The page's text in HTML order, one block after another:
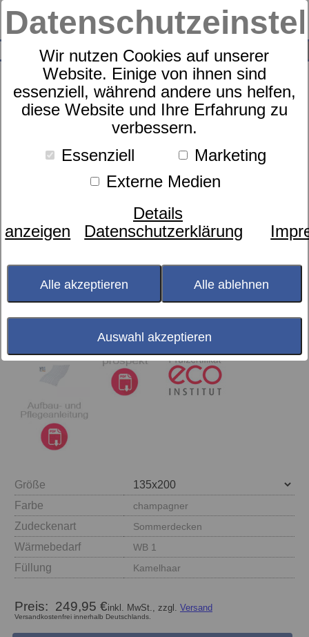
Wir nutzen Cookies auf unserer
Website. Einige von ihnen sind
essenziell, während andere uns helfen,
diese Website und Ihre Erfahrung zu
verbessern.
Essenziell
Marketing
Externe Medien
Details
anzeigen
Datenschutzerklärung
Alle akzeptieren Alle ablehnen
Auswahl akzeptieren
SUCHE
0
Zudecke
dormabell Kamelhaar Edition
WB 1
Größe
Farbe
champagner
Zudeckenart Sommerdecken
Wärmebedarf WB 1
Füllung Kamelhaar
Preis: 249,95 €inkl. MwSt., zzgl. Versand
Versandkostenfrei innerhalb Deutschlands.